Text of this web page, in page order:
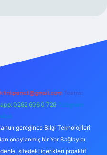
Teams:
0262 606 0 726 Telegram:
gereğince Bilgi Teknolojileri
onaylanmış bir Yer Sağlayıcı
sitedeki içerikleri proaktif